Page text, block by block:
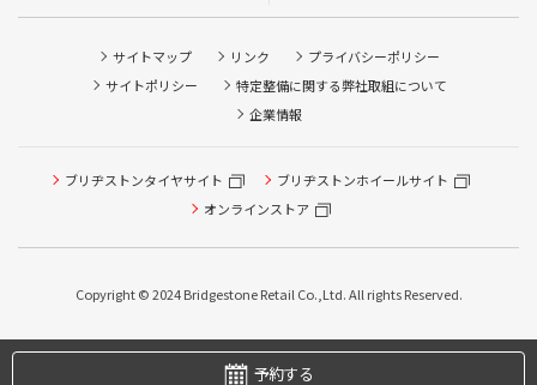
サイトマップ リンク
プライバシーポリシー
サイトポリシー
特定整備に関する弊社取組について
企業情報
ブリヂストンタイヤサイト
ブリヂストンホイールサイト
オンラインストア
Copyright © 2024 Bridgestone Retail Co.,Ltd. All rights Reserved.
予約する
タイヤ点検・安全点検/タイヤ履き替え/オイル交換/その他